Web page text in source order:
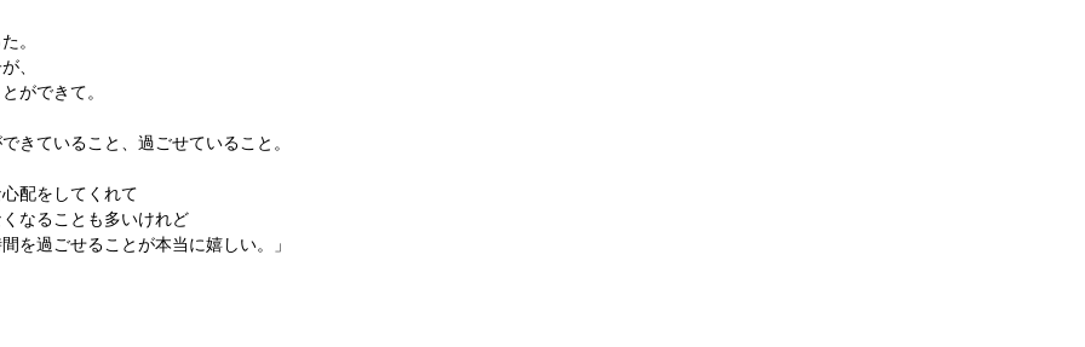
。
、
ができて。
きていること、過ごせていること。
配をしてくれて
なることも多いけれど
を過ごせることが本当に嬉しい。」